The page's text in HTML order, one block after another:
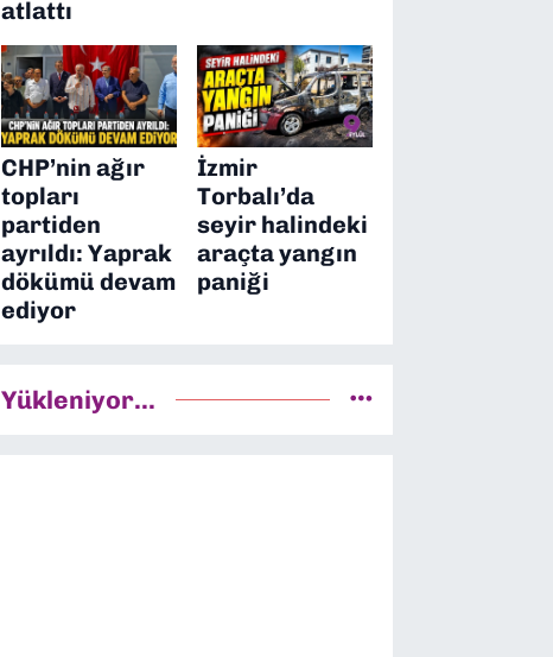
atlattı
CHP’nin ağır
topları
partiden
ayrıldı: Yaprak
dökümü devam
ediyor
İzmir
Torbalı’da
seyir halindeki
araçta yangın
paniği
Yükleniyor...